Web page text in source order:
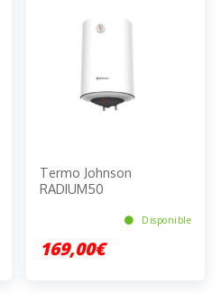
Termo Johnson
RADIUM50
Disponible
169,00€